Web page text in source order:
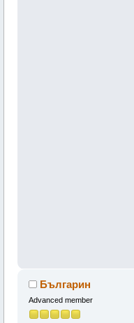
Българин
Advanced member